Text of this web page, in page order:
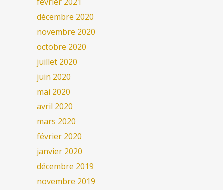
décembre 2020
novembre 2020
octobre 2020
juillet 2020
juin 2020
mai 2020
avril 2020
mars 2020
février 2020
janvier 2020
décembre 2019
novembre 2019